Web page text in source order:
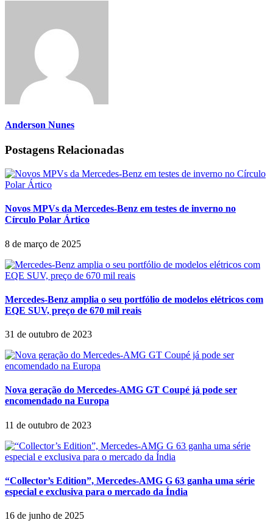
Anderson Nunes
Postagens Relacionadas
Novos MPVs da Mercedes-Benz em testes de inverno no
Círculo Polar Ártico
8 de março de 2025
Mercedes-Benz amplia o seu portfólio de modelos elétricos com
EQE SUV, preço de 670 mil reais
31 de outubro de 2023
Nova geração do Mercedes-AMG GT Coupé já pode ser
encomendado na Europa
11 de outubro de 2023
“Collector’s Edition”, Mercedes-AMG G 63 ganha uma série
especial e exclusiva para o mercado da Índia
16 de junho de 2025